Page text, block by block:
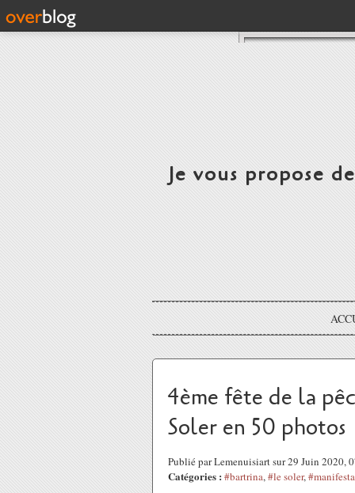
Je vous propose
4ème fête de la
Soler en 50 photos
Publié par Lemenuisiart sur 29 Juin 2020,
Catégories : #bartrina,#le soler,